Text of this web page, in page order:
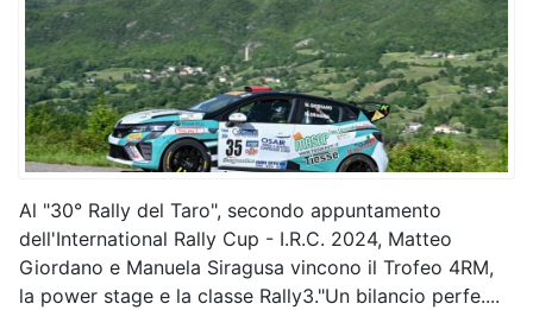
Al "30° Rally del Taro", secondo appuntamento
dell'International Rally Cup - I.R.C. 2024, Matteo
Giordano e Manuela Siragusa vincono il Trofeo 4RM,
la power stage e la classe Rally3."Un bilancio perfe....